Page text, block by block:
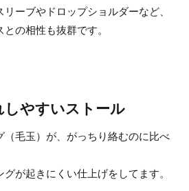
ーブやドロップショルダーなど、
の相性も抜群です。
しやすいストール
（毛玉）が、がっちり絡むのに比べ
が起きにくい仕上げをしてます。